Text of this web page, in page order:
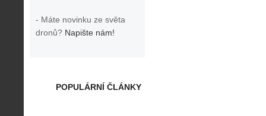
- Máte novinku ze světa
dronů? Napište nám!
POPULÁRNÍ ČLÁNKY